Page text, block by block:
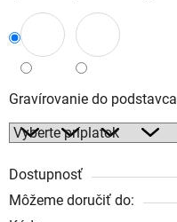
Gravírovanie do podstavca
Dostupnosť
Môžeme doručiť do: